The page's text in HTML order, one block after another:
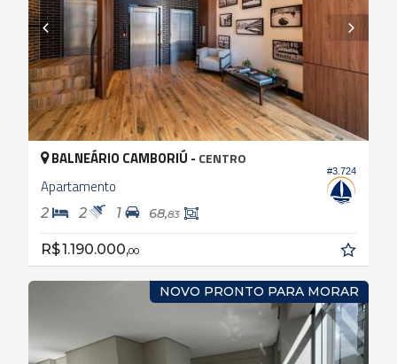
#3.724
BALNEÁRIO CAMBORIÚ - CENTRO
Apartamento
2 2 1 68,83
R$ 1.190.000,00
NOVO PRONTO PARA MORAR